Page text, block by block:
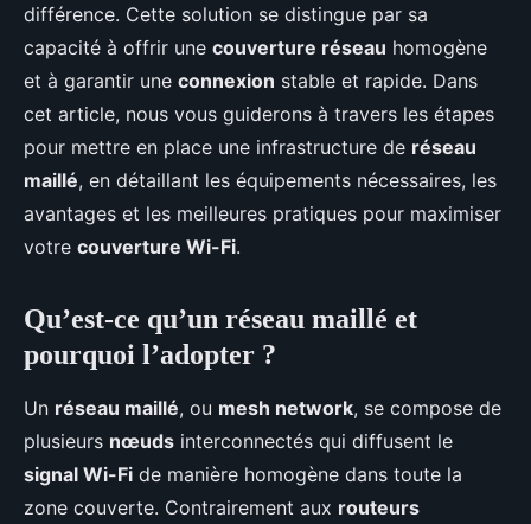
différence. Cette solution se distingue par sa
capacité à offrir une couverture réseau homogène
et à garantir une connexion stable et rapide. Dans
cet article, nous vous guiderons à travers les étapes
pour mettre en place une infrastructure de réseau
maillé, en détaillant les équipements nécessaires, les
avantages et les meilleures pratiques pour maximiser
votre couverture Wi-Fi.
Qu’est-ce qu’un réseau maillé et
pourquoi l’adopter ?
Un réseau maillé, ou mesh network, se compose de
plusieurs nœuds interconnectés qui diffusent le
signal Wi-Fi de manière homogène dans toute la
zone couverte. Contrairement aux routeurs